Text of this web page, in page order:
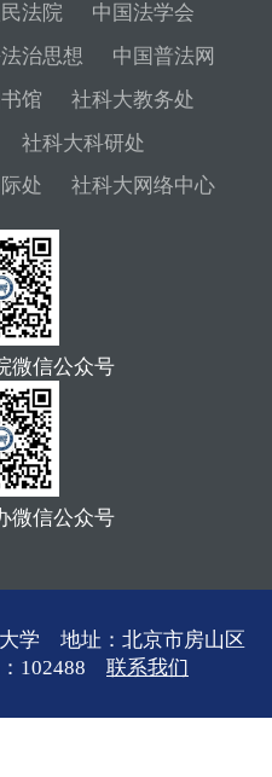
法院
中国法学会
治思想
中国普法网
馆
社科大教务处
社科大科研处
处 社科大网络中心
微信公众号
微信公众号
学 地址：北京市房山区
102488 联系我们